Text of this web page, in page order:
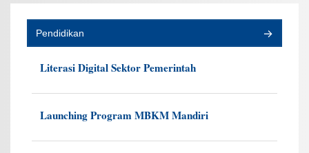
Pendidikan
Literasi Digital Sektor Pemerintah
Launching Program MBKM Mandiri